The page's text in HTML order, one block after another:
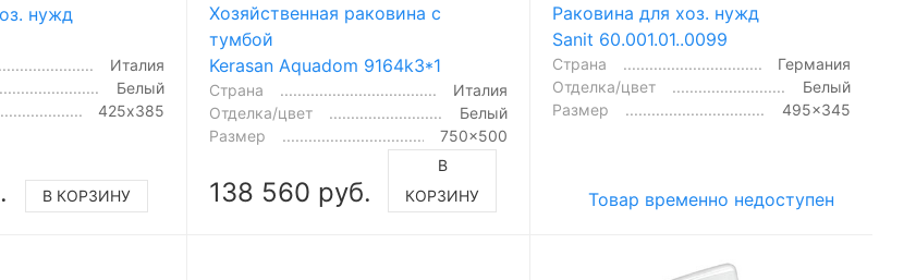
нужд
Италия
Белый
425х385
В КОРЗИНУ
Хозяйственная раковина с
тумбой
Kerasan Aquadom 9164k3*1
Страна
Италия
Отделка/цвет
Белый
Размер
750x500
138 560 руб.
В
КОРЗИНУ
Раковина для хоз. нужд
Sanit 60.001.01..0099
Страна
Германия
Отделка/цвет
Белый
Размер
495x345
Товар временно недоступен